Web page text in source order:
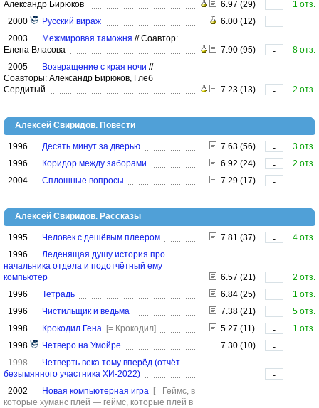
Александр Бирюков 6.97 (29) -
1 отз.
2000
Русский вираж 6.00 (12)
-
2003
Межмировая таможня //Соавтор:
Елена Власова
7.90 (95) -
8 отз.
2005
Возвращение с края ночи //
Соавторы: Александр Бирюков, Глеб
Сердитый
7.23 (13) - 2 отз.
Алексей Свиридов. Повести
1996 Десять минут за дверью 7.63 (56) -
3 отз.
1996
Коридор между заборами 6.92 (24) -
2 отз.
2004
Сплошные вопросы 7.29 (17) -
Алексей Свиридов. Рассказы
1995 Человек с дешёвым плеером 7.81 (37) -
4 отз.
1996
Леденящая душу история про
начальника отдела и подотчётный ему
компьютер
6.57 (21) -
2 отз.
1996
Тетрадь 6.84 (25) -
1 отз.
1996
Чистильщик и ведьма 7.38 (21) -
5 отз.
1998
Крокодил Гена [= Крокодил] 5.27 (11) -
1 отз.
1998
Четверо на Умойре 7.30 (10)
-
1998
Четверть века тому вперёд (отчёт
безымянного участника ХИ-2022)
-
2002
Новая компьютерная игра [= Геймс, в
которые хуманс плей — геймс, которые плей в